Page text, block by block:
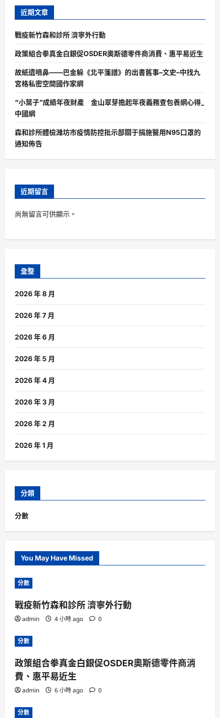
近期文章
戰疫新竹森和診所 濟寧外行動
政策組合拳真金白銀促OSDER奧斯德零件商消費、惠平易近生
故紙遺噴鼻——巴金躲《北平箋譜》的出書舊事–文史–中找九
宮格私密空間國作家網
“小葉子”成績年夜財產 金山翠芽擔起年夜義務查包養網心得_
中國網
森和診所體檢濰坊市疫情防控批示部關于捐施醫用N95口罩的
通知佈告
近期留言
尚無留言可供顯示。
彙整
2026 年 8 月
2026 年 7 月
2026 年 6 月
2026 年 5 月
2026 年 4 月
2026 年 3 月
2026 年 2 月
2026 年 1 月
分類
分數
You May Have Missed
分數
戰疫新竹森和診所 濟寧外行動
admin 4 小時 ago 0
分數
政策組合拳真金白銀促OSDER奧斯德零件商消
費、惠平易近生
admin 6 小時 ago 0
分數